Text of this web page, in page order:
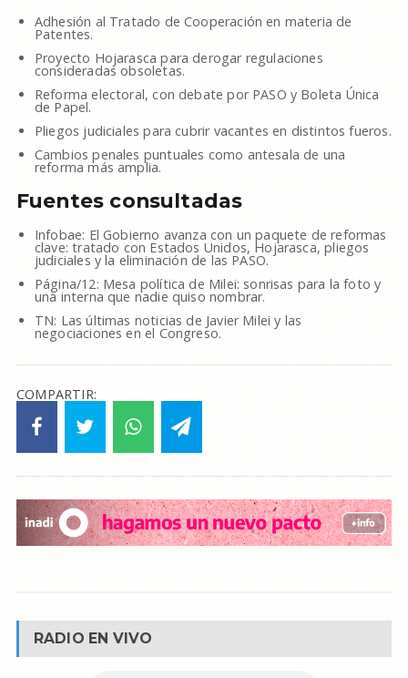
Adhesión al Tratado de Cooperación en materia de
Patentes.
Proyecto Hojarasca para derogar regulaciones
consideradas obsoletas.
Reforma electoral, con debate por PASO y Boleta Única
de Papel.
Pliegos judiciales para cubrir vacantes en distintos fueros.
Cambios penales puntuales como antesala de una
reforma más amplia.
Fuentes consultadas
Infobae: El Gobierno avanza con un paquete de reformas
clave: tratado con Estados Unidos, Hojarasca, pliegos
judiciales y la eliminación de las PASO.
Página/12: Mesa política de Milei: sonrisas para la foto y
una interna que nadie quiso nombrar.
TN: Las últimas noticias de Javier Milei y las
negociaciones en el Congreso.
COMPARTIR:
RADIO EN VIVO